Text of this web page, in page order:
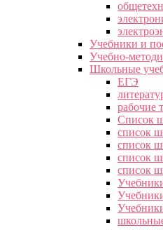
Учебники и
Учебно-
Школьные
ЕГЭ
рабочие
Список
список
список
список
список